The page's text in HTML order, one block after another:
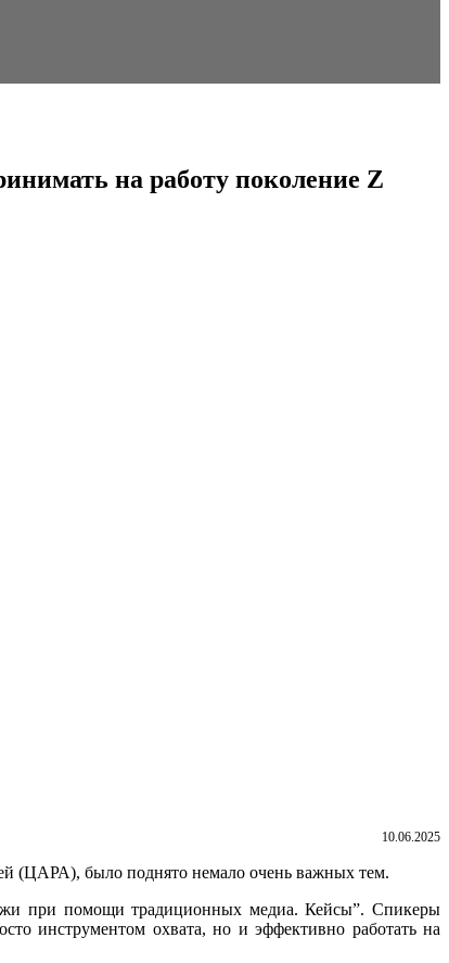
на работу поколение Z
10.06.2025
(ЦАРА), было поднято немало очень важных тем.
при помощи традиционных медиа. Кейсы”. Спикеры
инструментом охвата, но и эффективно работать на